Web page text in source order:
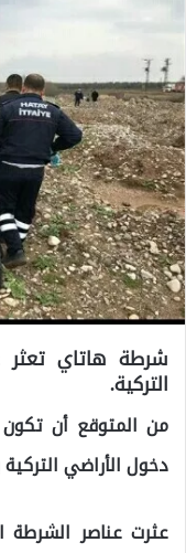
التركية.
من المتوقع أن تكون
دخول الأراضي